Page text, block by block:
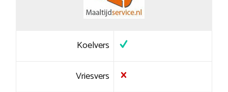
Koelvers
Vriesvers